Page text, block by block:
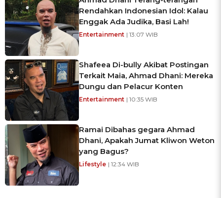
Rendahkan Indonesian Idol: Kalau
Enggak Ada Judika, Basi Lah!
Entertainment | 13:07 WIB
Shafeea Di-bully Akibat Postingan
Terkait Maia, Ahmad Dhani: Mereka
Dungu dan Pelacur Konten
Entertainment | 10:35 WIB
Ramai Dibahas gegara Ahmad
Dhani, Apakah Jumat Kliwon Weton
yang Bagus?
Lifestyle | 12:34 WIB